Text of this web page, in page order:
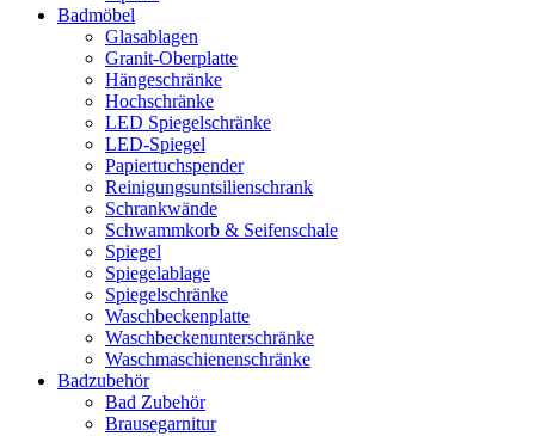
Badmöbel
Glasablagen
Granit-Oberplatte
Hängeschränke
Hochschränke
LED Spiegelschränke
LED-Spiegel
Papiertuchspender
Reinigungsuntsilienschrank
Schrankwände
Schwammkorb & Seifenschale
Spiegel
Spiegelablage
Spiegelschränke
Waschbeckenplatte
Waschbeckenunterschränke
Waschmaschienenschränke
Badzubehör
Bad Zubehör
Brausegarnitur